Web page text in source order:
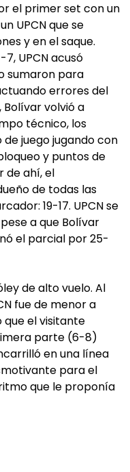
el primer set con un
UPCN que se
y en el saque.
UPCN acusó
sumaron para
errores del
Bolívar volvió a
técnico, los
juego jugando con
y puntos de
de ahí, el
de todas las
19-17. UPCN se
a que Bolívar
el parcial por 25-
de alto vuelo. Al
fue de menor a
que el visitante
parte (6-8)
en una línea
para el
que le proponía